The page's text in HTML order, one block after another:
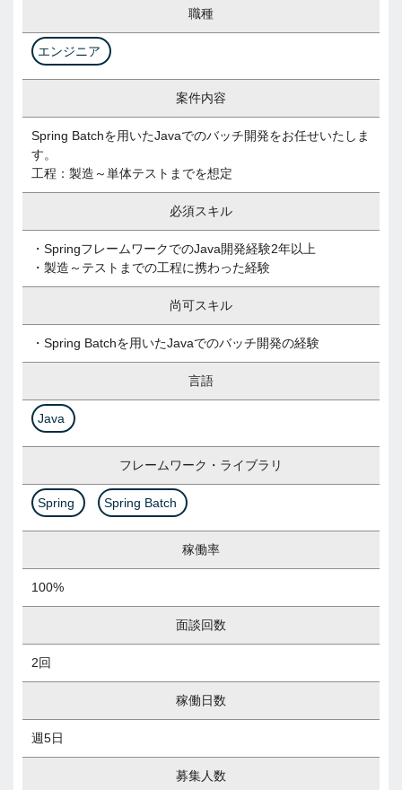
職種
エンジニア
案件内容
Spring Batchを用いたJavaでのバッチ開発をお任せいたしま
す。
工程：製造～単体テストまでを想定
必須スキル
・SpringフレームワークでのJava開発経験2年以上
・製造～テストまでの工程に携わった経験
尚可スキル
・Spring Batchを用いたJavaでのバッチ開発の経験
言語
Java
フレームワーク・ライブラリ
Spring Spring Batch
稼働率
100%
面談回数
2回
稼働日数
週5日
募集人数